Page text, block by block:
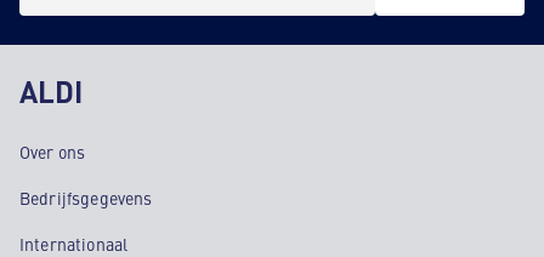
ALDI
Over ons
Bedrijfsgegevens
Internationaal